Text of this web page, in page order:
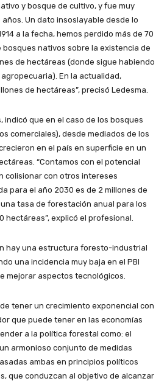
y bosque de cultivo, y fue muy
Un dato insoslayable desde lo
a la fecha, hemos perdido más de 70
nativos sobre la existencia de
de hectáreas (donde sigue habiendo
En la actualidad,
de hectáreas”, precisó Ledesma.
indicó que en el caso de los bosques
comerciales), desde mediados de los
en el país en superficie en un
“Contamos con el potencial
colisionar con otros intereses
para el año 2030 es de 2 millones de
tasa de forestación anual para los
hectáreas”, explicó el profesional.
hay una estructura foresto-industrial
una incidencia muy baja en el PBI
mejorar aspectos tecnológicos.
tener un crecimiento exponencial con
que puede tener en las economías
a la política forestal como: el
armonioso conjunto de medidas
ambas en principios políticos
que conduzcan al objetivo de alcanzar